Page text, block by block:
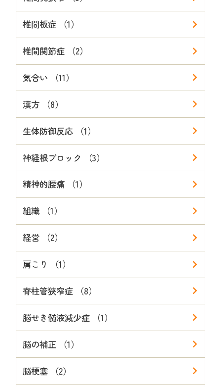
椎間板症 （1）
椎間関節症 （2）
気合い （11）
漢方 （8）
生体防御反応 （1）
神経根ブロック （3）
精神的腰痛 （1）
組織 （1）
経営 （2）
肩こり （1）
脊柱管狭窄症 （8）
脳せき髄液減少症 （1）
脳の補正 （1）
脳梗塞 （2）